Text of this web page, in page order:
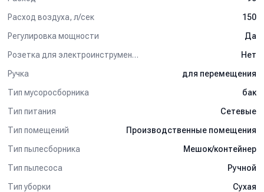
Расход воздуха, л/сек
150
Регулировка мощности
Да
Розетка для электроинструмента
Нет
Ручка
для перемещения
Тип мусоросборника
бак
Тип питания
Сетевые
Тип помещений
Производственные помещения
Тип пылесборника
Мешок/контейнер
Тип пылесоса
Ручной
Тип уборки
Сухая